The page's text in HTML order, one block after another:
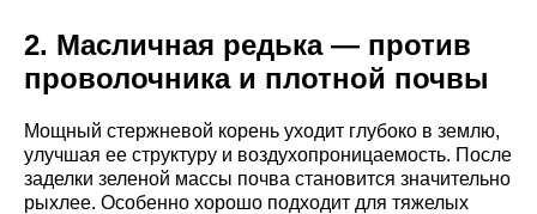
2. Масличная редька — против
проволочника и плотной почвы
Мощный стержневой корень уходит глубоко в землю,
улучшая ее структуру и воздухопроницаемость. После
заделки зеленой массы почва становится значительно
рыхлее. Особенно хорошо подходит для тяжелых